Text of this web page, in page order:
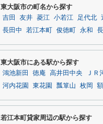
東大阪市の町名から探す
吉田 友井 菱江 小若江 足代北
長田中
若江本町 俊徳町 永和
東大阪市にある駅から探す
鴻池新田 徳庵 高井田中央 ＪＲ
河内花園
東花園 瓢箪山 枚岡
若江本町貸家周辺の駅から探す